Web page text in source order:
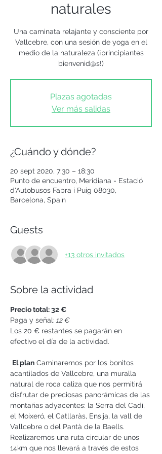
naturales
Una caminata relajante y consciente por
Vallcebre, con una sesión de yoga en el
medio de la naturaleza (¡principiantes
bienvenid@s!)
Plazas agotadas
Ver más salidas
¿Cuándo y dónde?
20 sept 2020, 7:30 – 18:30
Punto de encuentro, Meridiana - Estació
d'Autobusos Fabra i Puig 08030,
Barcelona, Spain
Guests
+13 otros invitados
Sobre la actividad
Precio total: 32 €
Paga y señal: 12 €
Los 20 € restantes se pagarán en
efectivo el día de la actividad.
El plan Caminaremos por los bonitos
acantilados de Vallcebre, una muralla
natural de roca caliza que nos permitirá
disfrutar de preciosas panorámicas de las
montañas adyacentes: la Serra del Cadí,
el Moixeró, el Catllaràs, Ensija, la vall de
Vallcebre o del Pantà de la Baells.
Realizaremos una ruta circular de unos
14km que nos llevará a través de estos